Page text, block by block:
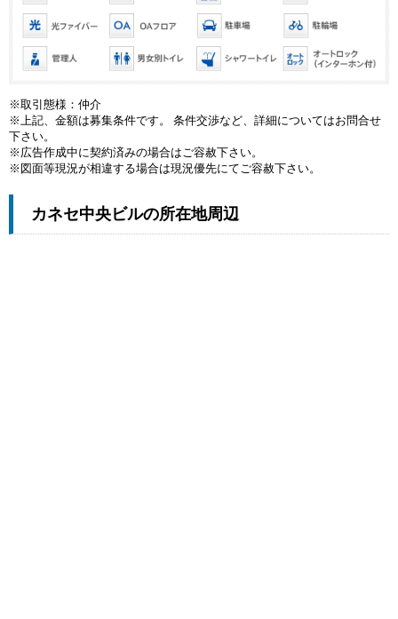
※取引態様：仲介
※上記、金額は募集条件です。 条件交渉など、詳細についてはお問合せ
下さい。
※広告作成中に契約済みの場合はご容赦下さい。
※図面等現況が相違する場合は現況優先にてご容赦下さい。
カネセ中央ビルの所在地周辺